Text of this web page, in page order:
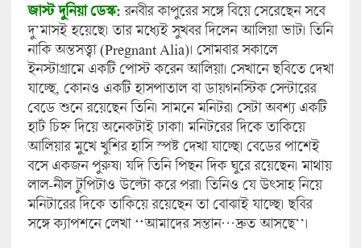
জাস্ট দুনিয়া ডেস্ক:রনবীর কাপুরের সঙ্গে বিয়ে সেরেছেন সবে
দু’মাসই হয়েছে। তার মধ্যেই সুখবর দিলেন আলিয়া ভাট। তিনি
নাকি অন্তসত্ত্বা (Pregnant Alia)। সোমবার সকালে
ইনস্টাগ্রামে একটি পোস্ট করেন আলিয়া। সেখানে ছবিতে দেখা
যাচ্ছে, কোনও একটি হাসপাতাল বা ডায়গনস্টিক সেন্টারের
বেডে শুনে রয়েছেন তিনি। সামনে মনিটর। সেটা অবশ্য একটি
হার্ট চিহ্ন দিয়ে অনেকটাই ঢাকা। মনিটরের দিকে তাকিয়ে
আলিয়ার মুখে খুশির হাসি স্পষ্ট দেখা যাচ্ছে। বেডের পাশেই
বসে একজন পুরুষ। যদি তিনি পিছন দিক ঘুরে রয়েছেন। মাথায়
লাল-নীল টুপিটাও উল্টো করে পরা। তিনিও যে উৎসাহ নিয়ে
মনিটারের দিকে তাকিয়ে রয়েছেন তা বোঝাই যাচ্ছে। ছবির
সঙ্গে ক্যাপশনে লেখা ‘‘আমাদের সন্তান…দ্রুত আসছে’’।